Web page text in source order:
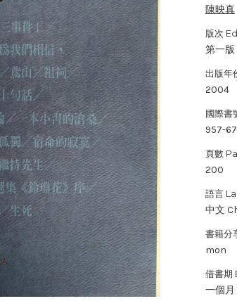
陳映真
版次
第一
出版年
2004
國際書
957-
頁數
200
語言
中文
書籍分
mon
借書
一個